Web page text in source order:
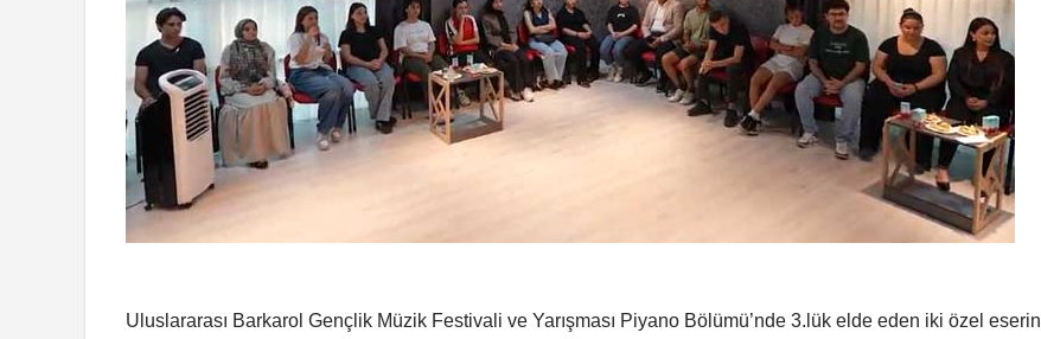
Uluslararası Barkarol Gençlik Müzik Festivali ve Yarışması Piyano Bölümü’nde 3.lük elde eden iki özel eserin